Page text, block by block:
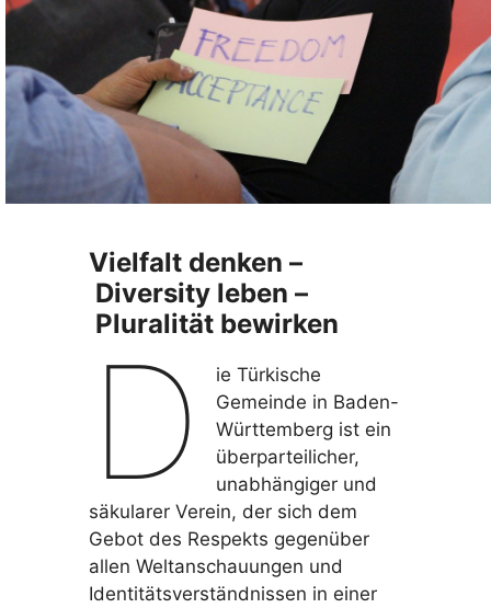
Vielfalt denken –
Diversity leben –
Pluralität bewirken
D
ie Türkische
Gemeinde in Baden-
Württemberg ist ein
überparteilicher,
unabhängiger und
säkularer Verein, der sich dem
Gebot des Respekts gegenüber
allen Weltanschauungen und
Identitätsverständnissen in einer